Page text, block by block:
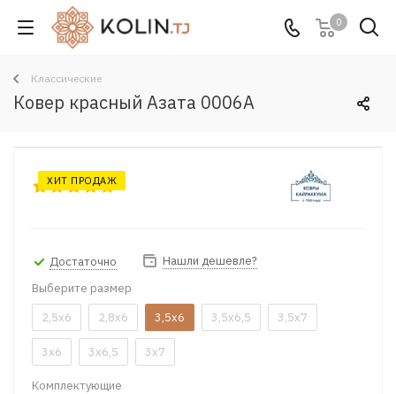
0
Классические
Ковер красный Азата 0006A
ХИТ ПРОДАЖ
Достаточно
Нашли дешевле?
Выберите размер
2,5x6
2,8x6 3,5x6 3,5x6,5 3,5x7
3x6 3x6,5 3x7
Комплектующие